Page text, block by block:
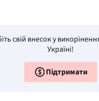
свій внесок у
Україні!
Підтримати